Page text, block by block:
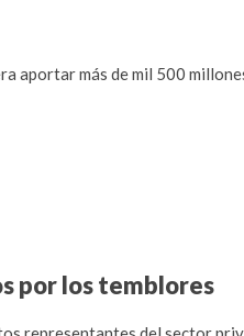
aportar más de mil 500
por los temblores